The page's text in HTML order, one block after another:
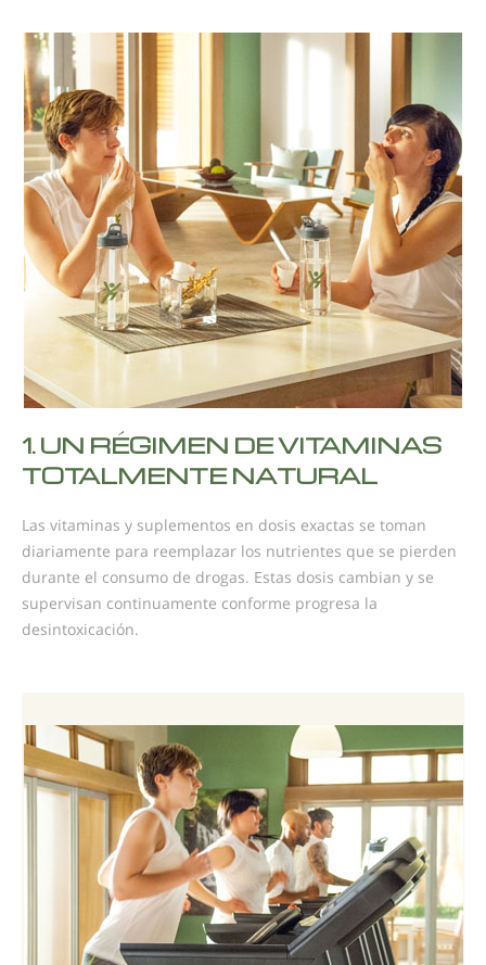
1.UN RÉGIMEN DE VITAMINAS
TOTALMENTE NATURAL
Las vitaminas y suplementos en dosis exactas se toman
diariamente para reemplazar los nutrientes que se pierden
durante el consumo de drogas. Estas dosis cambian y se
supervisan continuamente conforme progresa la
desintoxicación.